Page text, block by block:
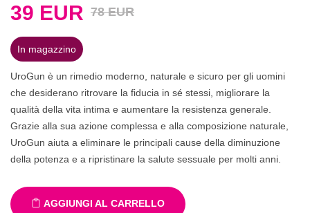
39 EUR 78 EUR
In magazzino
UroGun è un rimedio moderno, naturale e sicuro per gli uomini
che desiderano ritrovare la fiducia in sé stessi, migliorare la
qualità della vita intima e aumentare la resistenza generale.
Grazie alla sua azione complessa e alla composizione naturale,
UroGun aiuta a eliminare le principali cause della diminuzione
della potenza e a ripristinare la salute sessuale per molti anni.
AGGIUNGI AL CARRELLO